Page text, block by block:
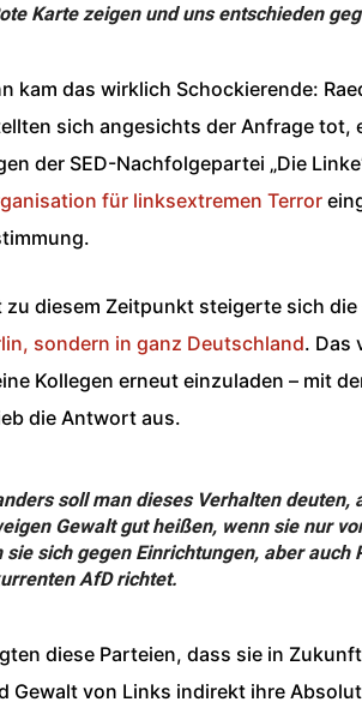
Karte zeigen und uns entschieden
kam das wirklich Schockierende:
sich angesichts der Anfrage tot,
der SED-Nachfolgepartei „Die
für linksextremen Terror
zu diesem Zeitpunkt steigerte sich
sondern in ganz Deutschland. Das
Kollegen erneut einzuladen – mit
die Antwort aus.
soll man dieses Verhalten deuten,
Gewalt gut heißen, wenn sie nur
sie sich gegen Einrichtungen, aber
AfD richtet.
diese Parteien, dass sie in
Gewalt von Links indirekt ihre